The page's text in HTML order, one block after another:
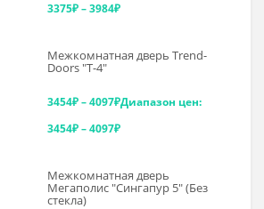
3375₽ – 3984₽
Межкомнатная дверь Trend-
Doоrs "Т-4"
3454₽–4097₽Диапазон цен:
3454₽ – 4097₽
Межкомнатная дверь
Мегаполис "Сингапур 5" (Без
стекла)